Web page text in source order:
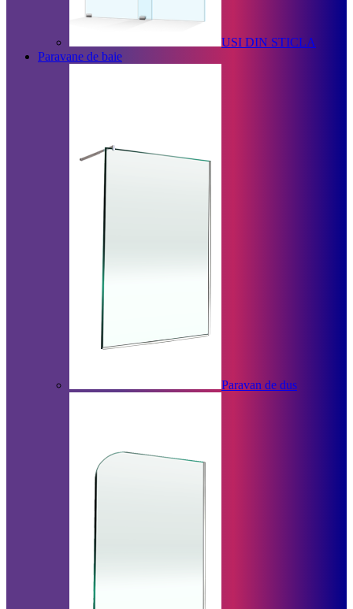
USI DIN STICLA
Paravane de baie
Paravan de dus